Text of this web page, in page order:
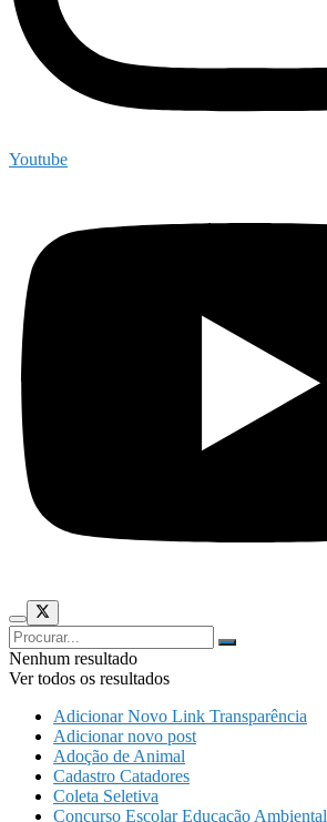
Youtube
Nenhum resultado
Ver todos os resultados
Adicionar Novo Link Transparência
Adicionar novo post
Adoção de Animal
Cadastro Catadores
Coleta Seletiva
Concurso Escolar Educação Ambiental